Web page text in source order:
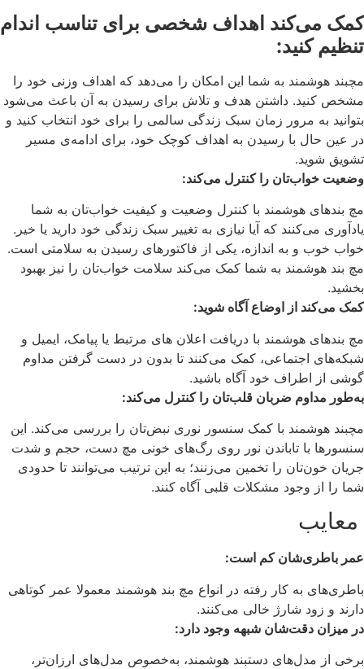
کمک می‌کند اهداف شخصی برای تناسب اندام
تنظیم کنید:
مچبند هوشمند به شما این امکان را می‌دهد که اهداف وزنی خود را
مشخص کنید. داشتن هدف و تلاش برای رسیدن به آن باعث می‌شود
بتوانید به مرور زمان سبک زندگی سالمی را برای خود انتخاب کنید و
در عین حال با رسیدن به اهداف کوچک خود، برای ادامه‌ی مسیر
تشویق شوید.
وضعیت خواب‌تان را کنترل می‌‌کند:
مچ بندهای هوشمند با کنترل وضعیت و کیفیت خواب‌‌تان به شما
یادآوری می‌کنند که آیا نیازی به تغییر سبک زندگی خود دارید یا خیر.
خواب خوب و به اندازه، یکی از فاکتورهای رسیدن به سلامتی است.
مچ بند هوشمند به شما کمک می‌کند سلامت خواب‌تان را نیز بهبود
بخشید.
کمک می‌کند از اوضاع آگاه شوید:
مچ بندهای هوشمند با دریافت اعلان‌ های مرتبط یا پیامک، ایمیل و
شبکه‌های اجتماعی، کمک می‌کنند تا بدون در دست گرفتن مداوم
گوشی از اطراف خود آگاه باشید.
به‌طور مداوم ضربان قلب‌تان را کنترل می‌کند:
مچبند هوشمند با کمک سنسور نوری نبض‌تان را بررسی می‌‌کند. این
سنسورها با تاباندن نور روی رگ‌های خونی مچ دست، حجم و شدت
جریان خون‌تان را تخمین می‌زنند؛ به این ترتیب می‌توانند تا حدودی
شما را از وجود مشکلات قلبی آگاه کنند.
معایب
عمر باطری‌شان کم است:
باطری‌های به کار رفته در انواع مچ‌ بند هوشمند معمولا عمر کوتاهی
دارند و زود شارژ خالی می‌کنند.
در میزان دقت‌شان شبهه وجود دارد:
برخی از مدل‌های دستبند هوشمند، به‌خصوص مدل‌های ارزان‌تر،